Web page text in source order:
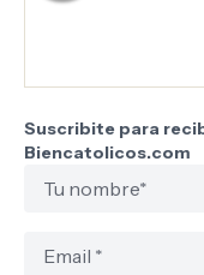
Suscribite para
Biencatolicos.com